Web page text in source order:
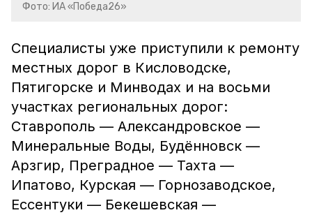
Фото: ИА «Победа26»
Специалисты уже приступили к ремонту
местных дорог в Кисловодске,
Пятигорске и Минводах и на восьми
участках региональных дорог:
Ставрополь — Александровское —
Минеральные Воды, Будённовск —
Арзгир, Преградное — Тахта —
Ипатово, Курская — Горнозаводское,
Ессентуки — Бекешевская —